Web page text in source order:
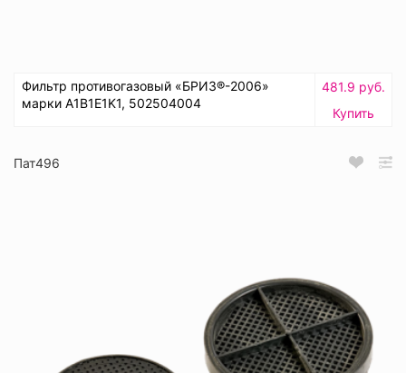
Фильтр противогазовый «БРИЗ®-2006»
марки A1B1E1K1, 502504004
481.9 руб.
Купить
Пат496